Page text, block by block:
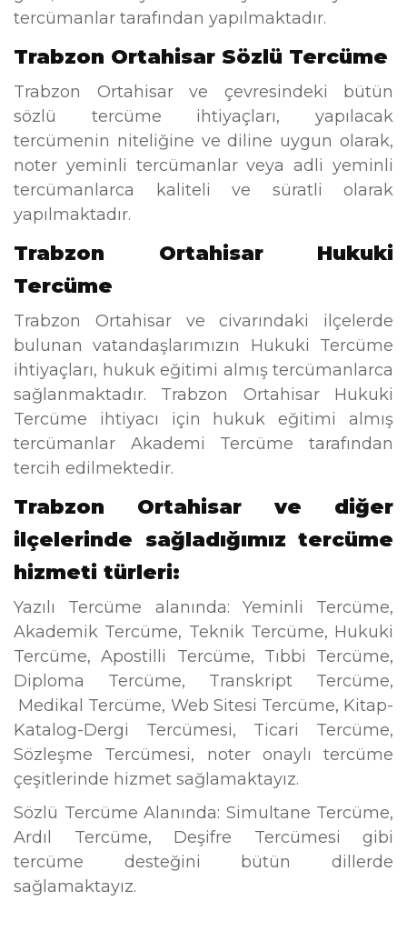
tercümanlar tarafından yapılmaktadır.
Trabzon Ortahisar Sözlü Tercüme
Trabzon Ortahisar ve çevresindeki bütün
sözlü tercüme ihtiyaçları, yapılacak
tercümenin niteliğine ve diline uygun olarak,
noter yeminli tercümanlar veya adli yeminli
tercümanlarca kaliteli ve süratli olarak
yapılmaktadır.
Trabzon Ortahisar Hukuki
Tercüme
Trabzon Ortahisar ve civarındaki ilçelerde
bulunan vatandaşlarımızın Hukuki Tercüme
ihtiyaçları, hukuk eğitimi almış tercümanlarca
sağlanmaktadır. Trabzon Ortahisar Hukuki
Tercüme ihtiyacı için hukuk eğitimi almış
tercümanlar Akademi Tercüme tarafından
tercih edilmektedir.
Trabzon Ortahisar ve diğer
ilçelerinde sağladığımız tercüme
hizmeti türleri:
Yazılı Tercüme alanında: Yeminli Tercüme,
Akademik Tercüme, Teknik Tercüme, Hukuki
Tercüme, Apostilli Tercüme, Tıbbi Tercüme,
Diploma Tercüme, Transkript Tercüme,
Medikal Tercüme, Web Sitesi Tercüme, Kitap-
Katalog-Dergi Tercümesi, Ticari Tercüme,
Sözleşme Tercümesi, noter onaylı tercüme
çeşitlerinde hizmet sağlamaktayız.
Sözlü Tercüme Alanında: Simultane Tercüme,
Ardıl Tercüme, Deşifre Tercümesi gibi
tercüme desteğini bütün dillerde
sağlamaktayız.